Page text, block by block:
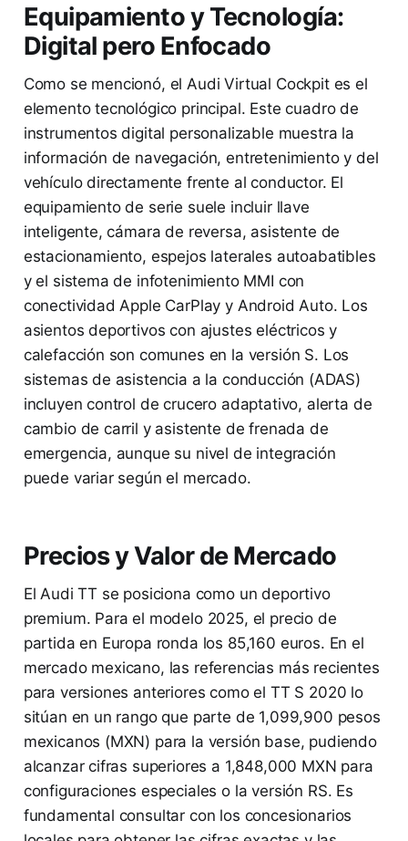
Equipamiento y Tecnología:
Digital pero Enfocado
Como se mencionó, el Audi Virtual Cockpit es el
elemento tecnológico principal. Este cuadro de
instrumentos digital personalizable muestra la
información de navegación, entretenimiento y del
vehículo directamente frente al conductor. El
equipamiento de serie suele incluir llave
inteligente, cámara de reversa, asistente de
estacionamiento, espejos laterales autoabatibles
y el sistema de infotenimiento MMI con
conectividad Apple CarPlay y Android Auto. Los
asientos deportivos con ajustes eléctricos y
calefacción son comunes en la versión S. Los
sistemas de asistencia a la conducción (ADAS)
incluyen control de crucero adaptativo, alerta de
cambio de carril y asistente de frenada de
emergencia, aunque su nivel de integración
puede variar según el mercado.
Precios y Valor de Mercado
El Audi TT se posiciona como un deportivo
premium. Para el modelo 2025, el precio de
partida en Europa ronda los 85,160 euros. En el
mercado mexicano, las referencias más recientes
para versiones anteriores como el TT S 2020 lo
sitúan en un rango que parte de 1,099,900 pesos
mexicanos (MXN) para la versión base, pudiendo
alcanzar cifras superiores a 1,848,000 MXN para
configuraciones especiales o la versión RS. Es
fundamental consultar con los concesionarios